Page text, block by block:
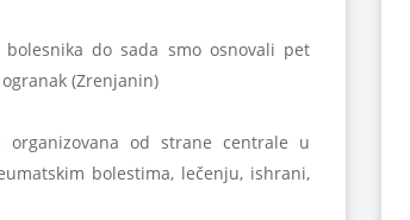
do sada smo osnovali pet
(Zrenjanin)
od strane centrale u
bolestima, lečenju, ishrani,